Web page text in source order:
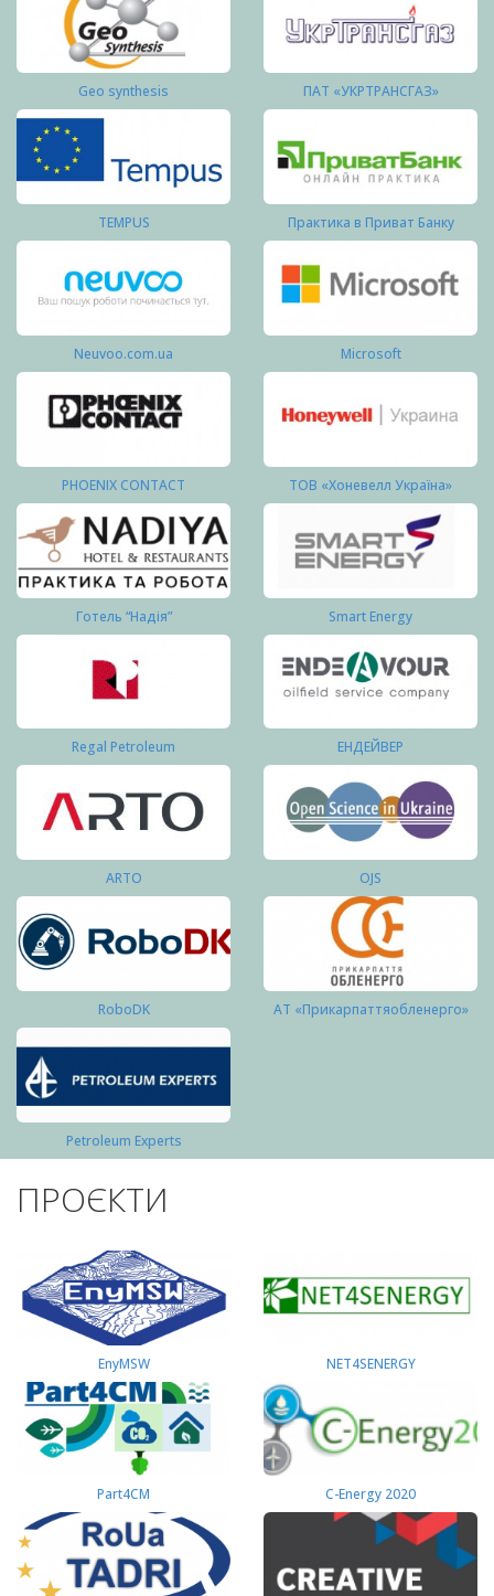
Geo synthesis ПАТ «УКРТРАНСГАЗ»
TEMPUS Практика в Приват Банку
Neuvoo.com.ua Microsoft
PHOENIX CONTACT ТОВ «Хоневелл Україна»
Готель “Надія” Smart Energy
Regal Petroleum ЕНДЕЙВЕР
ARTO OJS
RoboDK АТ «Прикарпаттяобленерго»
Petroleum Experts
ПРОЄКТИ
EnyMSW NET4SENERGY
Part4СМ C-Energy 2020